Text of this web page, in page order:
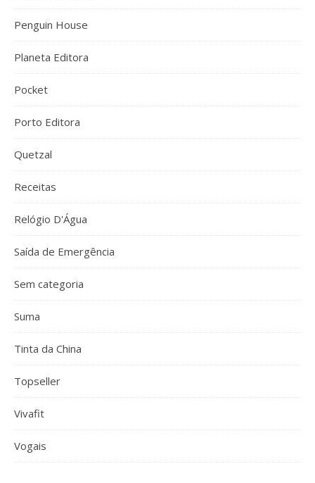
Penguin House
Planeta Editora
Pocket
Porto Editora
Quetzal
Receitas
Relógio D'Água
Saída de Emergência
Sem categoria
Suma
Tinta da China
Topseller
Vivafit
Vogais